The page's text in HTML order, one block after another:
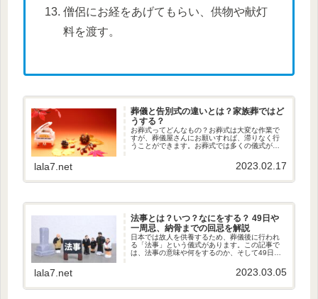
僧侶にお経をあげてもらい、供物や献灯
料を渡す。
葬儀と告別式の違いとは？家族葬ではど
うする？
お葬式ってどんなもの？お葬式は大変な作業で
すが、葬儀屋さんにお願いすれば、滞りなく行
うことができます。お葬式では多くの儀式が行
儀・告別式、初七日法要まで行います。最近で
は、初七日法要までのことを一緒...
lala7.net 2023.02.17
法事とは？いつ？なにをする？ 49日や
一周忌、納骨までの回忌を解説
日本では故人を供養するため、葬儀後に行われ
る「法事」という儀式があります。この記事で
は、法事の意味や何をするのか、そして49日や
法事とは何か？法事とは、亡くなった人の供養
をする仏教の行事です。法要と...
lala7.net 2023.03.05